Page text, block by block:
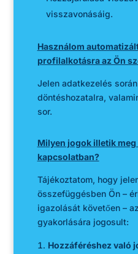
visszavonásáig.
Használom
profilalkotásra az Ön
Jelen adatkezelés
döntéshozatalra,
sor.
Milyen jogok illetik
kapcsolatban?
Tájékoztatom, hogy
összefüggésben Ön –
igazolását követően –
gyakorlására jogosult:
Hozzáféréshez való